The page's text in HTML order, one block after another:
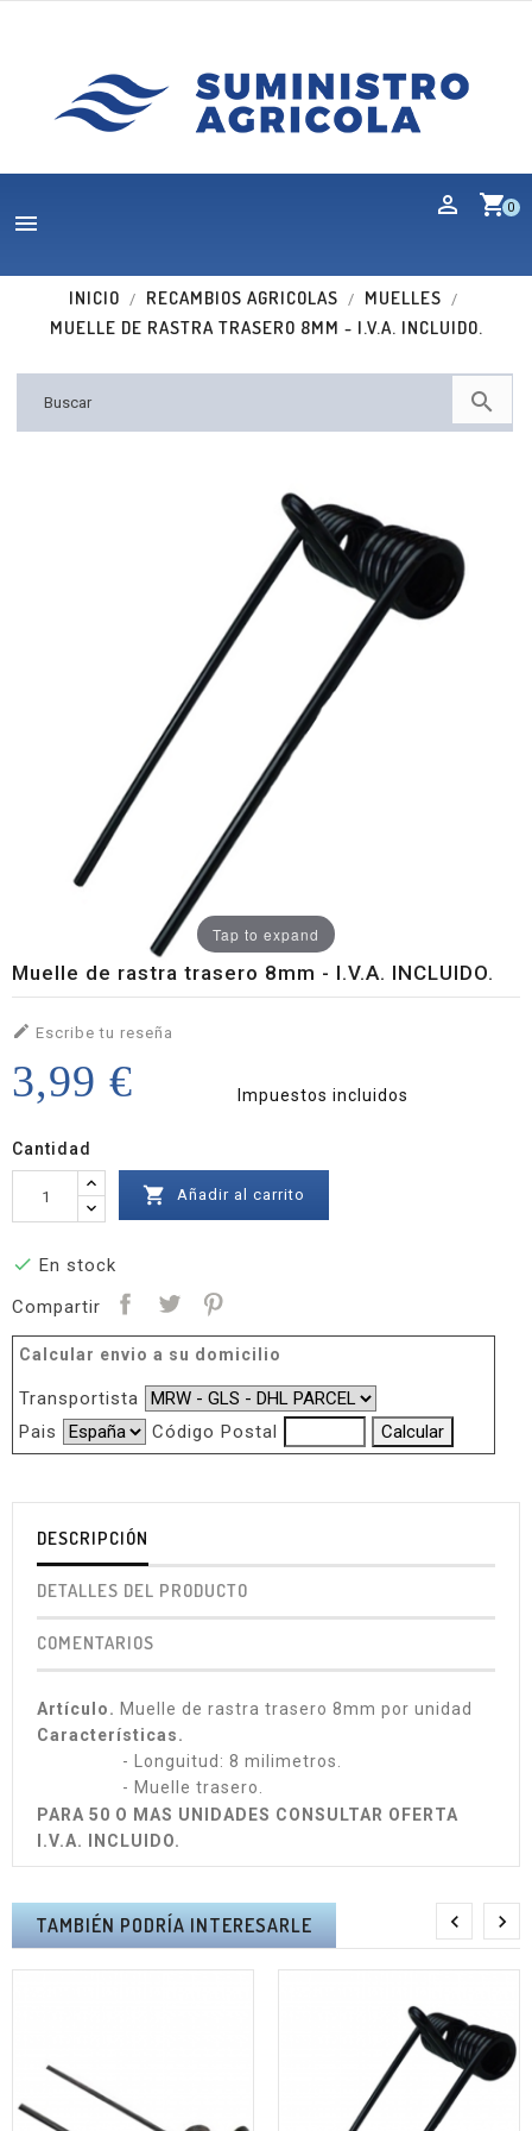
shopping_cart0

INICIO RECAMBIOS AGRICOLAS
MUELLES
MUELLE DE RASTRA TRASERO 8MM - I.V.A. INCLUIDO.

Tap to expand
Muelle de rastra trasero 8mm - I.V.A. INCLUIDO.
 Escribe tu reseña
3,99 € Impuestos incluidos
Cantidad
 Añadir al carrito
 En stock
Compartir
Calcular envio a su domicilio
Transportista
Pais
Código Postal
DESCRIPCIÓN
DETALLES DEL PRODUCTO
COMENTARIOS
Artículo. Muelle de rastra trasero 8mm por unidad
Características.
- Longuitud: 8 milimetros.
- Muelle trasero.
PARA 50 O MAS UNIDADES CONSULTAR OFERTA
I.V.A. INCLUIDO.
TAMBIÉN PODRÍA INTERESARLE  